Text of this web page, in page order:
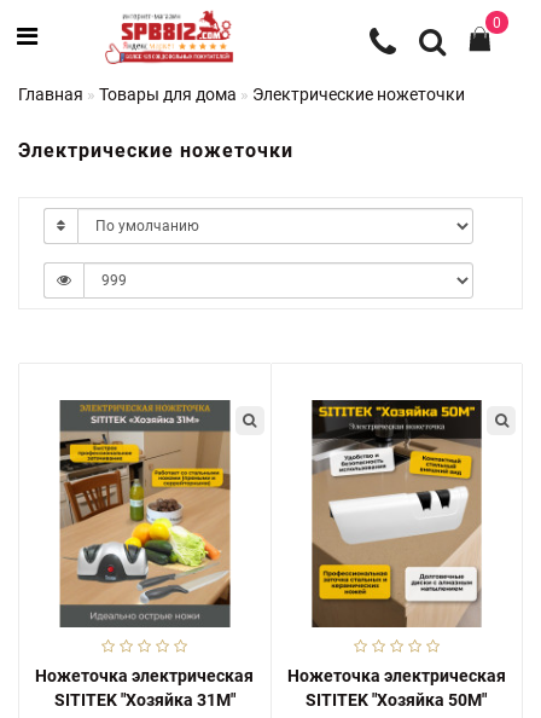
0
Главная Товары для дома Электрические ножеточки
Электрические ножеточки
Ножеточка электрическая
SITITEK "Хозяйка 31М"
Ножеточка электрическая
SITITEK "Хозяйка 50М"